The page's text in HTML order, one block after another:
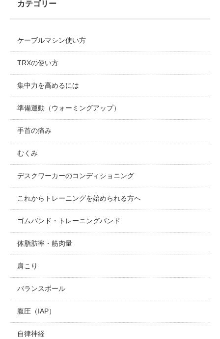
カテゴリー
ケーブルマシン使い方
TRXの使い方
集中力を高めるには
準備運動（ウォーミングアップ）
手首の痛み
むくみ
デスクワーカーのコンディショニング
これからトレーニングを始められる方へ
ゴムバンド・トレーニングバンド
体脂肪率・筋肉量
肩こり
バランスボール
腹圧（IAP）
自律神経